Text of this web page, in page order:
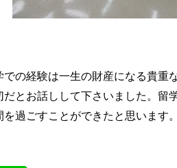
の経験は一生の財産になる貴重
とお話しして下さいました。留
過ごすことができたと思います。